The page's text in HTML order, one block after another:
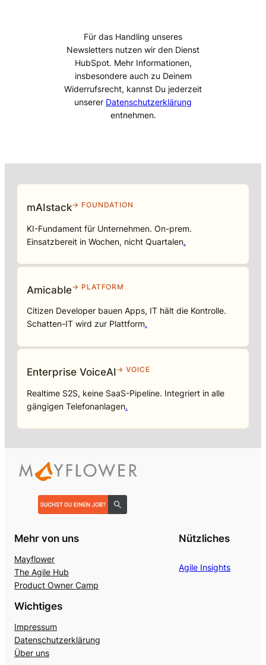
Für das Handling unseres
Newsletters nutzen wir den Dienst
HubSpot. Mehr Informationen,
insbesondere auch zu Deinem
Widerrufsrecht, kannst Du jederzeit
unserer Datenschutzerklärung
entnehmen.
mAIstack→ FOUNDATION
KI-Fundament für Unternehmen. On-prem.
Einsatzbereit in Wochen, nicht Quartalen.
Amicable→ PLATFORM
Citizen Developer bauen Apps, IT hält die Kontrolle.
Schatten-IT wird zur Plattform.
Enterprise VoiceAI→ VOICE
Realtime S2S, keine SaaS-Pipeline. Integriert in alle
gängigen Telefonanlagen.
Mehr von uns
Mayflower
The Agile Hub
Product Owner Camp
Nützliches
Agile Insights
Wichtiges
Impressum
Datenschutzerklärung
Über uns